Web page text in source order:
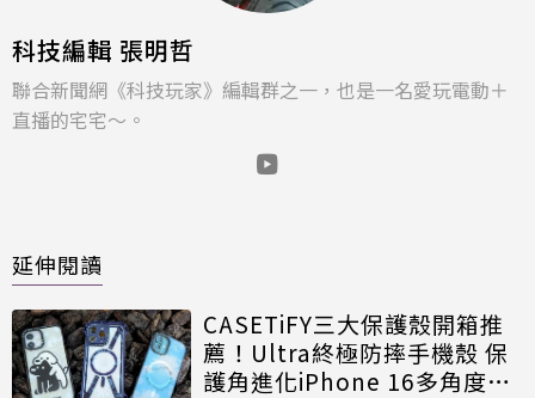
科技編輯 張明哲
聯合新聞網《科技玩家》編輯群之一，也是一名愛玩電動＋
直播的宅宅～。
延伸閱讀
CASETiFY三大保護殼開箱推
薦！Ultra終極防摔手機殼 保
護角進化iPhone 16多角度掛